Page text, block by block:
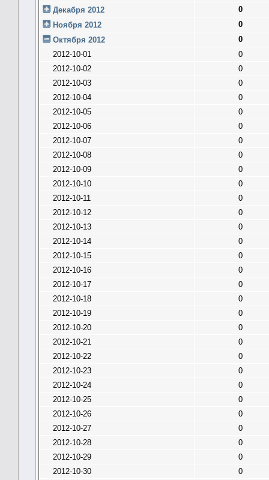
Декабря 2012
0
Ноября 2012
0
Октября 2012
0
2012-10-01
0
2012-10-02
0
2012-10-03
0
2012-10-04
0
2012-10-05
0
2012-10-06
0
2012-10-07
0
2012-10-08
0
2012-10-09
0
2012-10-10
0
2012-10-11
0
2012-10-12
0
2012-10-13
0
2012-10-14
0
2012-10-15
0
2012-10-16
0
2012-10-17
0
2012-10-18
0
2012-10-19
0
2012-10-20
0
2012-10-21
0
2012-10-22
0
2012-10-23
0
2012-10-24
0
2012-10-25
0
2012-10-26
0
2012-10-27
0
2012-10-28
0
2012-10-29
0
2012-10-30
0